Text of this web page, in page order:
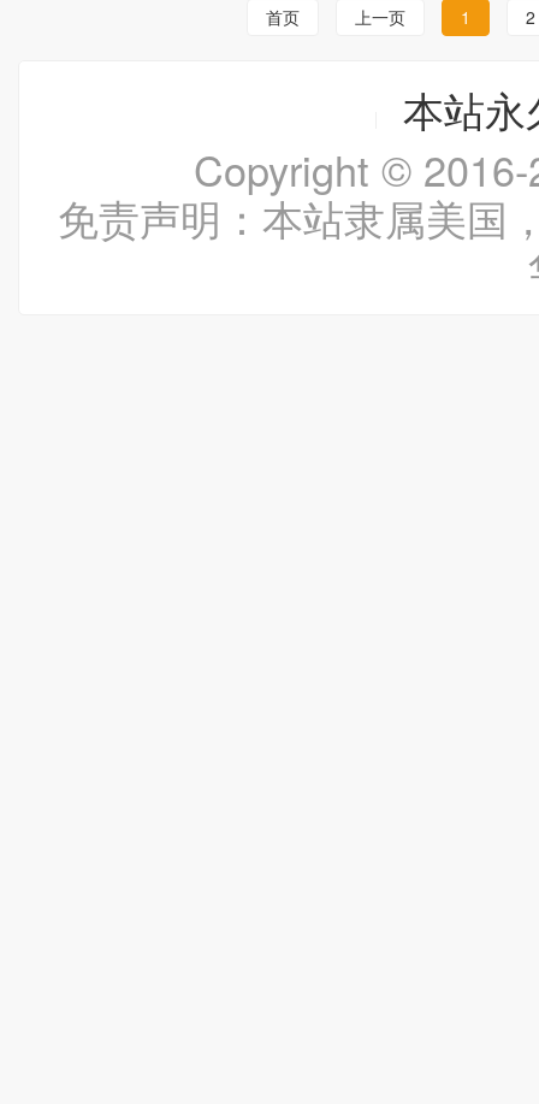
首页
上一页 1 2
本站
Copyright ©
免责声明：本站隶属美国